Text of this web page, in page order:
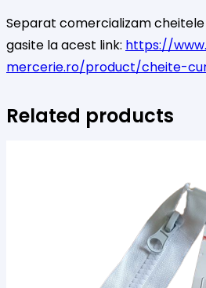
Separat comercializam
gasite la acest link: https://
mercerie.ro/product/cheite-
Related products